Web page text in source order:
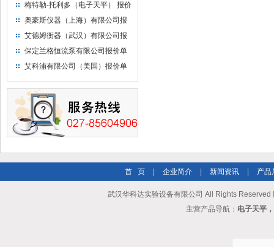
梅特勒-托利多（电子天平） 报价
单
奥豪斯仪器（上海）有限公司报
价单
艾德姆衡器（武汉）有限公司报
价单
保定兰格恒流泵有限公司报价单
艾科浦有限公司（美国）报价单
首 页 企业简介 新闻资讯 产品
武汉华科达实验设备有限公司 All Rights Reserved
主营产品导航： 电子天平